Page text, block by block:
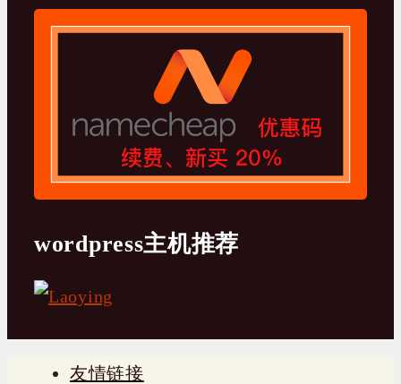
wordpress主机推荐
友情链接